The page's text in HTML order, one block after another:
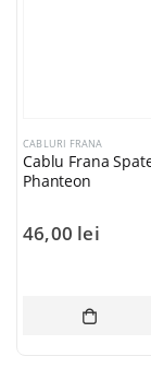
CABLURI FRANA
Cablu Frana
Phanteon
46,00 lei